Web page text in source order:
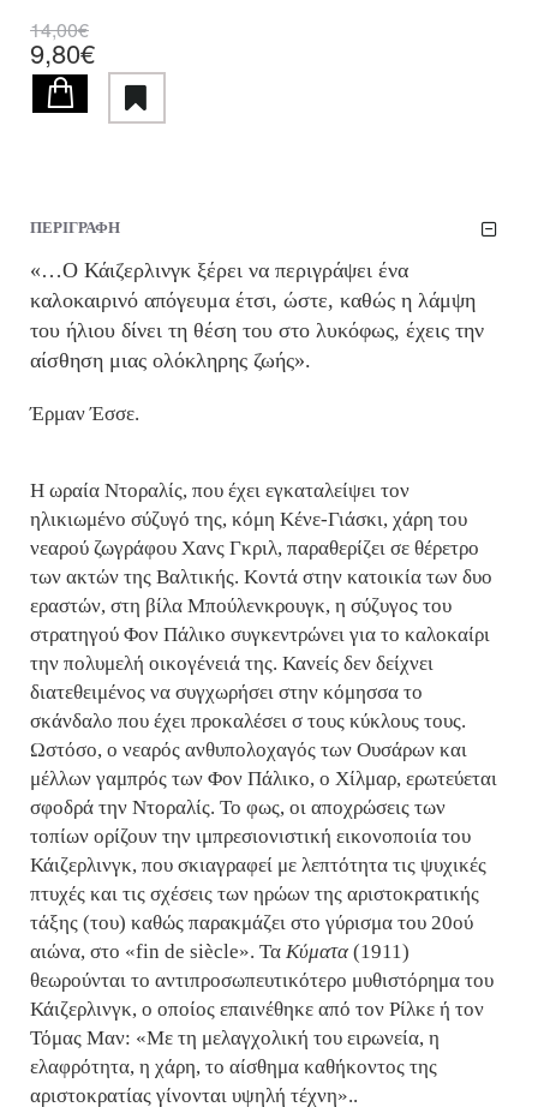
9,80€
14,00€
ΠΕΡΙΓΡΑΦΗ
«…Ο Κάιζερλινγκ ξέρει να περιγράψει ένα
καλοκαιρινό απόγευμα έτσι, ώστε, καθώς η λάμψη
του ήλιου δίνει τη θέση του στο λυκόφως, έχεις την
αίσθηση μιας ολόκληρης ζωής».
Έρμαν Έσσε.
Η ωραία Ντοραλίς, που έχει εγκαταλείψει τον
ηλικιωμένο σύζυγό της, κόμη Κένε-Γιάσκι, χάρη του
νεαρού ζωγράφου Χανς Γκριλ, παραθερίζει σε θέρετρο
των ακτών της Βαλτικής. Κοντά στην κατοικία των δυο
εραστών, στη βίλα Μπούλενκρουγκ, η σύζυγος του
στρατηγού Φον Πάλικο συγκεντρώνει για το καλοκαίρι
την πολυμελή οικογένειά της. Κανείς δεν δείχνει
διατεθειμένος να συγχωρήσει στην κόμησσα το
σκάνδαλο που έχει προκαλέσει σ τους κύκλους τους.
Ωστόσο, ο νεαρός ανθυπολοχαγός των Ουσάρων και
μέλλων γαμπρός των Φον Πάλικο, ο Χίλμαρ, ερωτεύεται
σφοδρά την Ντοραλίς. Το φως, οι αποχρώσεις των
τοπίων ορίζουν την ιμπρεσιονιστική εικονοποιία του
Κάιζερλινγκ, που σκιαγραφεί με λεπτότητα τις ψυχικές
πτυχές και τις σχέσεις των ηρώων της αριστοκρατικής
τάξης (του) καθώς παρακμάζει στο γύρισμα του 20ού
αιώνα, στο «fin de siècle». Τα Κύματα (1911)
θεωρούνται το αντιπροσωπευτικότερο μυθιστόρημα του
Κάιζερλινγκ, ο οποίος επαινέθηκε από τον Ρίλκε ή τον
Τόμας Μαν: «Με τη μελαγχολική του ειρωνεία, η
ελαφρότητα, η χάρη, το αίσθημα καθήκοντος της
αριστοκρατίας γίνονται υψηλή τέχνη»..